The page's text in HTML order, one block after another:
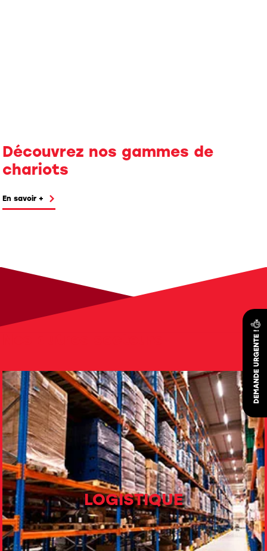
Découvrez nos gammes de
chariots
En savoir +
LOGISTIQUE